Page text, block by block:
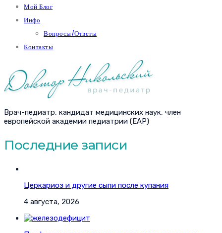
Мой Блог
Инфо
Вопросы/Ответы
Контакты
Врач-педиатр, кандидат медицинских наук, член
европейской академии педиатрии (EAP)
Последние записи
Церкариоз и другие сыпи после купания
4 августа, 2026